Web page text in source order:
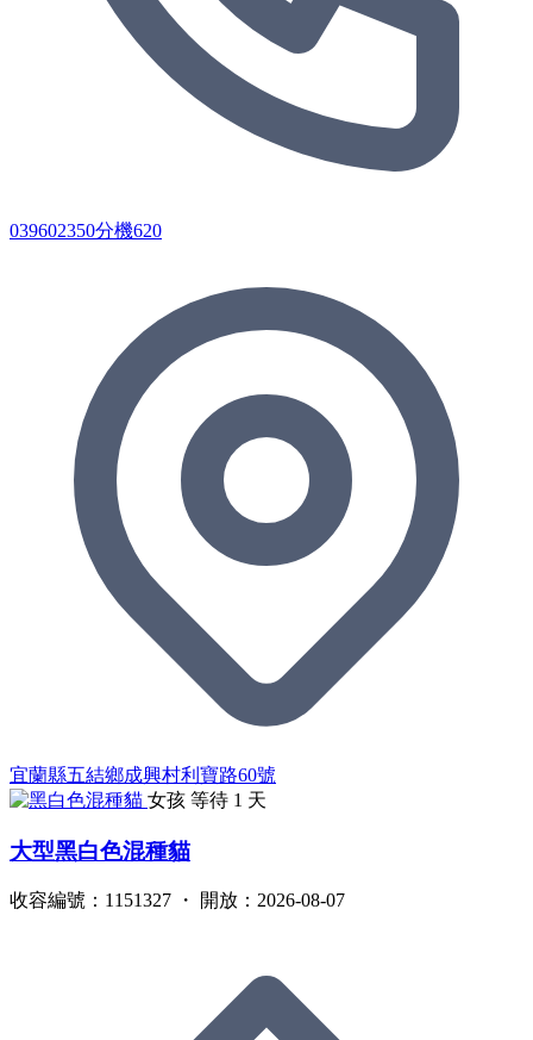
039602350分機620
宜蘭縣五結鄉成興村利寶路60號
女孩 等待 1 天
大型黑白色混種貓
收容編號：1151327 ・ 開放：2026-08-07